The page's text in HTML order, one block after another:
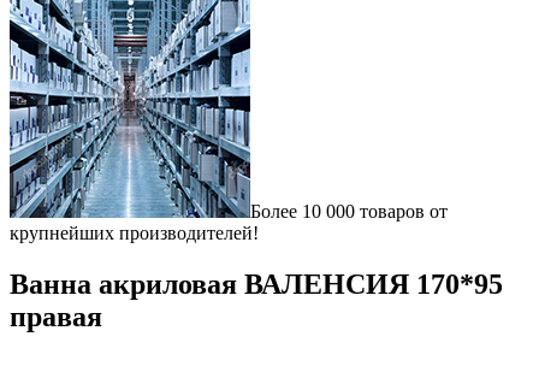
Более 10 000 товаров от
крупнейших производителей!
Ванна акриловая ВАЛЕНСИЯ 170*95
правая